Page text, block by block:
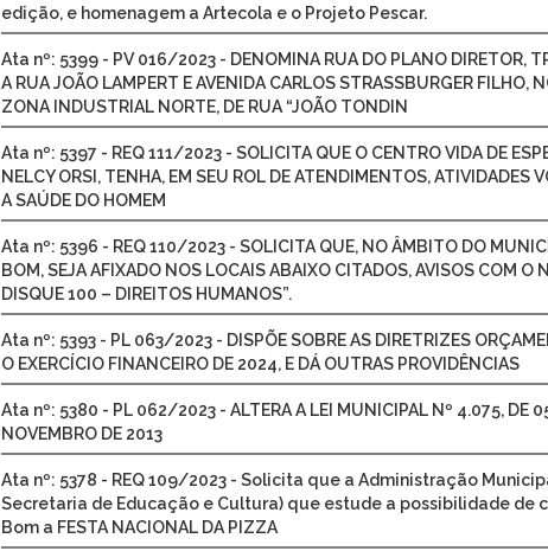
edição, e homenagem a Artecola e o Projeto Pescar.
Ata nº: 5399 - PV 016/2023 - DENOMINA RUA DO PLANO DIRETOR,
A RUA JOÃO LAMPERT E AVENIDA CARLOS STRASSBURGER FILHO,
ZONA INDUSTRIAL NORTE, DE RUA “JOÃO TONDIN
Ata nº: 5397 - REQ 111/2023 - SOLICITA QUE O CENTRO VIDA DE
NELCY ORSI, TENHA, EM SEU ROL DE ATENDIMENTOS, ATIVIDADES
A SAÚDE DO HOMEM
Ata nº: 5396 - REQ 110/2023 - SOLICITA QUE, NO ÂMBITO DO
BOM, SEJA AFIXADO NOS LOCAIS ABAIXO CITADOS, AVISOS COM O
DISQUE 100 – DIREITOS HUMANOS”.
Ata nº: 5393 - PL 063/2023 - DISPÕE SOBRE AS DIRETRIZES
O EXERCÍCIO FINANCEIRO DE 2024, E DÁ OUTRAS PROVIDÊNCIAS
Ata nº: 5380 - PL 062/2023 - ALTERA A LEI MUNICIPAL Nº 4.075, DE
NOVEMBRO DE 2013
Ata nº: 5378 - REQ 109/2023 - Solicita que a Administração
Secretaria de Educação e Cultura) que estude a possibilidade de
Bom a FESTA NACIONAL DA PIZZA